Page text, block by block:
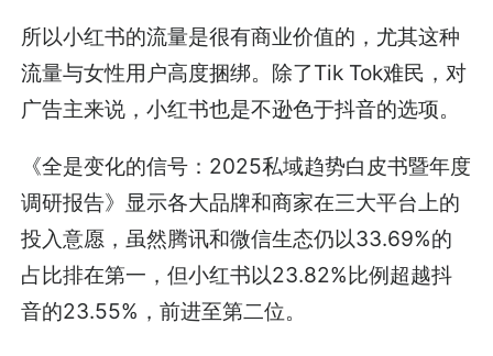
所以小红书的流量是很有商业价值的，尤其这种
流量与女性用户高度捆绑。除了Tik Tok难民，对
广告主来说，小红书也是不逊色于抖音的选项。
《全是变化的信号：2025私域趋势白皮书暨年度
调研报告》显示各大品牌和商家在三大平台上的
投入意愿，虽然腾讯和微信生态仍以33.69%的
占比排在第一，但小红书以23.82%比例超越抖
音的23.55%，前进至第二位。